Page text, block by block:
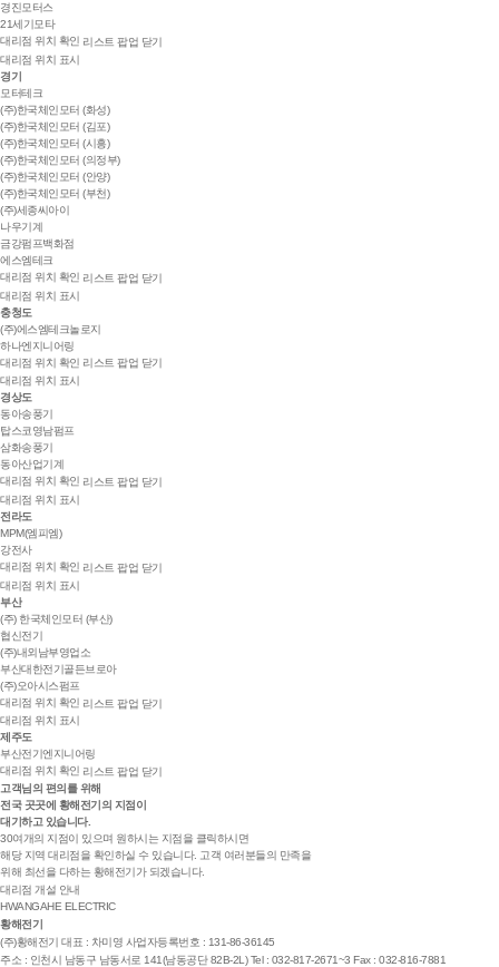
경진모터스
21세기모타
대리점 위치 확인 리스트 팝업 닫기
대리점 위치 표시
경기
모터테크
(주)한국체인모터 (화성)
(주)한국체인모터 (김포)
(주)한국체인모터 (시흥)
(주)한국체인모터 (의정부)
(주)한국체인모터 (안양)
(주)한국체인모터 (부천)
(주)세종씨아이
나우기계
금강펌프백화점
에스엠테크
대리점 위치 확인 리스트 팝업 닫기
대리점 위치 표시
충청도
(주)에스엠테크놀로지
하나엔지니어링
대리점 위치 확인 리스트 팝업 닫기
대리점 위치 표시
경상도
동아송풍기
탑스코영남펌프
삼화송풍기
동아산업기계
대리점 위치 확인 리스트 팝업 닫기
대리점 위치 표시
전라도
MPM(엠피엠)
강전사
대리점 위치 확인 리스트 팝업 닫기
대리점 위치 표시
부산
(주) 한국체인모터 (부산)
협신전기
(주)내외남부영업소
부산대한전기골든브로아
(주)오아시스펌프
대리점 위치 확인 리스트 팝업 닫기
대리점 위치 표시
제주도
부산전기엔지니어링
대리점 위치 확인 리스트 팝업 닫기
고객님의 편의를 위해
전국 곳곳에 황해전기의 지점이
대기하고 있습니다.
30여개의 지점이 있으며 원하시는 지점을 클릭하시면
해당 지역 대리점을 확인하실 수 있습니다. 고객 여러분들의 만족을
위해 최선을 다하는 황해전기가 되겠습니다.
대리점 개설 안내
HWANGAHE ELECTRIC
황해전기
(주)황해전기 대표 : 차미영 사업자등록번호 : 131-86-36145
주소 : 인천시 남동구 남동서로 141(남동공단 82B-2L) Tel : 032-817-2671~3 Fax : 032-816-7881